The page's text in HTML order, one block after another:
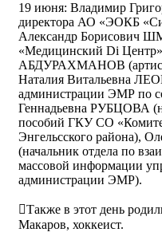
19 июня: Владимир
директора АО «ЭОКБ
Александр Борисович
«Медицинский Di
АБДУРАХМАНОВ (артист-
Наталия Витальевна
администрации ЭМР по
Геннадьевна РУБЦОВА
пособий ГКУ СО
Энгельсского района),
(начальник отдела по
массовой информации
администрации ЭМР).
Также в этот день
Макаров, хоккеист.